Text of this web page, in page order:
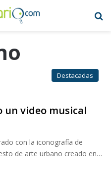
Destacadas
un video musical
con la iconografía de
de arte urbano creado en…